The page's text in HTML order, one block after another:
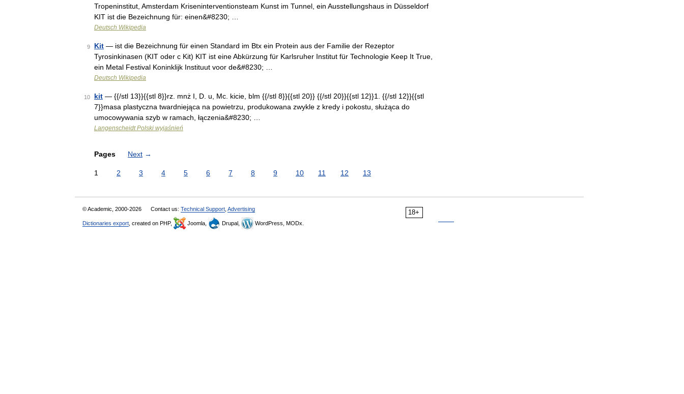
Tropeninstitut, Amsterdam Kriseninterventionsteam Kunst im Tunnel, ein Ausstellungshaus in Düsseldorf
KIT ist die Bezeichnung für: einen&#8230; …
Deutsch Wikipedia
9 Kit — ist die Bezeichnung für einen Standard im Btx ein Protein aus der Familie der Rezeptor
Tyrosinkinasen (KIT oder c Kit) KIT ist eine Abkürzung für Karlsruher Institut für Technologie Keep It True,
ein Metal Festival Koninklijk Instituut voor de&#8230; …
Deutsch Wikipedia
10 kit — {{/stl 13}}{{stl 8}}rz. mnż I, D. u, Mc. kicie, blm {{/stl 8}}{{stl 20}} {{/stl 20}}{{stl 12}}1. {{/stl 12}}{{stl
7}}masa plastyczna twardniejąca na powietrzu, produkowana zwykle z kredy i pokostu, służąca do
umocowywania szyb w ramach, łączenia&#8230; …
Langenscheidt Polski wyjaśnień
Pages Next →
1 2 3 4 5 6 7 8 9 10 11 12 13
18+
© Academic, 2000-2026 Contact us: Technical Support Advertising
Dictionaries export , created on PHP, Joomla, Drupal, WordPress, MODx.